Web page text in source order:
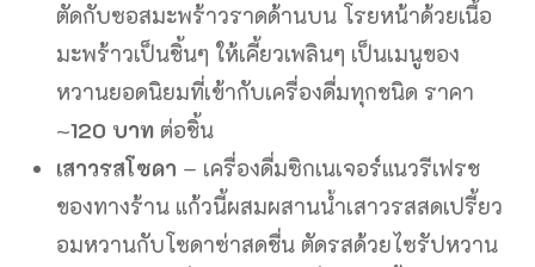
ตัดกับซอสมะพร้าวราดด้านบน โรยหน้าด้วยเนื้อ
มะพร้าวเป็นชิ้นๆ ให้เคี้ยวเพลินๆ เป็นเมนูของ
หวานยอดนิยมที่เข้ากับเครื่องดื่มทุกชนิด ราคา
~120 บาท ต่อชิ้น
เสาวรสโซดา – เครื่องดื่มซิกเนเจอร์แนวรีเฟรช
ของทางร้าน แก้วนี้ผสมผสานน้ำเสาวรสสดเปรี้ยว
อมหวานกับโซดาซ่าสดชื่น ตัดรสด้วยไซรัปหวาน